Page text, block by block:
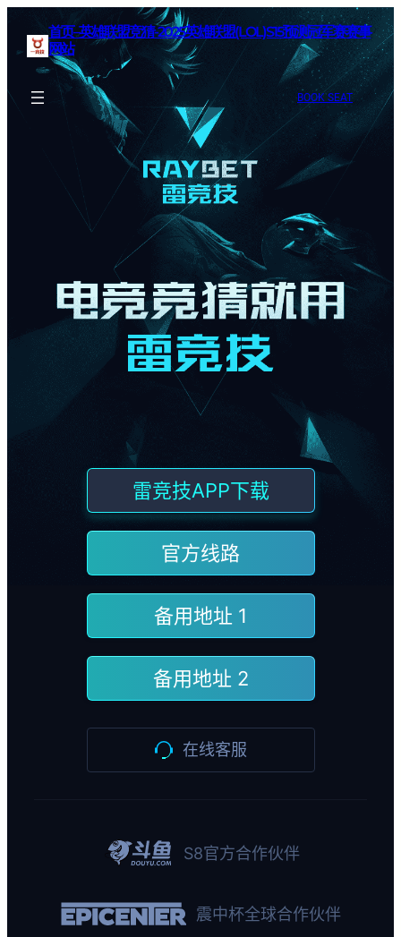
首页–英雄联盟竞猜-2025英雄联盟(LOL)S15预测冠军赛赛事
网站
BOOK SEAT